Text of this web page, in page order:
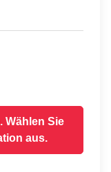
Wählen Sie
aus.